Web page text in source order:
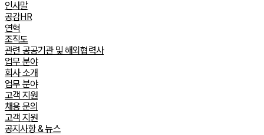
인사말
공감HR
연혁
조직도
관련 공공기관 및 해외협력사
업무 분야
회사 소개
업무 분야
고객 지원
채용 문의
고객 지원
공지사항 & 뉴스